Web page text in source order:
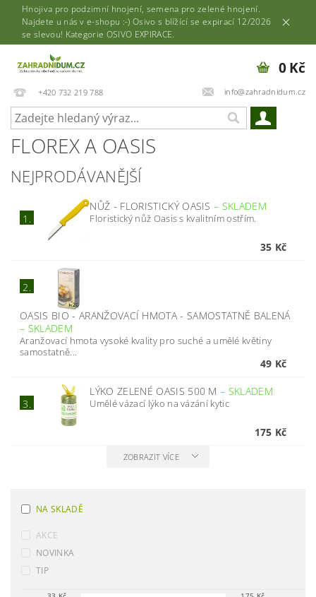
Hnojiva pro podzimní hnojení, semena pro zelené hnojení.
Najdete u nás v e-shopu :-) Osivo s blížící se expirací 12/2026
se slevou! Kategorie OSIVO EXPIRACE.
+420 732 219 788 info@zahradnidum.cz
0 Kč
FLOREX A OASIS
NEJPRODÁVANĚJŠÍ
1.
NŮŽ - FLORISTICKÝ OASIS– SKLADEM
Floristický nůž Oasis s kvalitním ostřím.
35 Kč
2.
OASIS BIO - ARANŽOVACÍ HMOTA - SAMOSTATNĚ BALENÁ
– SKLADEM
Aranžovací hmota vysoké kvality pro suché a umělé květiny
samostatně...
49 Kč
3.
LÝKO ZELENÉ OASIS 500 M– SKLADEM
Umělé vázací lýko na vázání kytic
175 Kč
ZOBRAZIT VÍCE
NA SKLADĚ
AKCE
NOVINKA
TIP